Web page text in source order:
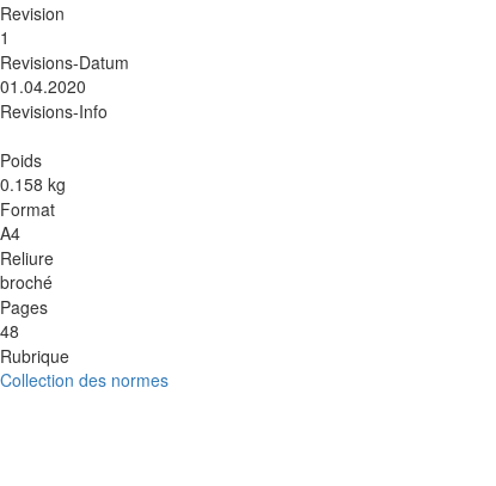
Revision
1
Revisions-Datum
01.04.2020
Revisions-Info
Poids
0.158 kg
Format
A4
Reliure
broché
Pages
48
Rubrique
Collection des normes